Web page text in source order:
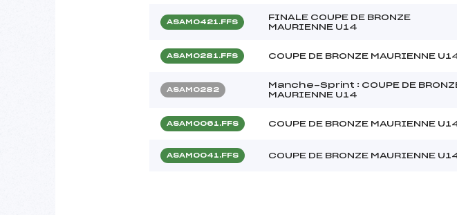
ASAM0421.FFS
FINALE COUPE DE BRONZE
MAURIENNE U14
ASAM0281.FFS COUPE DE BRONZE MAURIENNE
ASAM0282
Manche-Sprint : COUPE DE
MAURIENNE U14
ASAM0061.FFS COUPE DE BRONZE MAURIENNE
ASAM0041.FFS COUPE DE BRONZE MAURIENNE